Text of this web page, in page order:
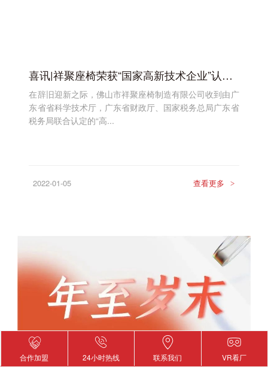
喜讯|祥聚座椅荣获“国家高新技术企业”认定！
在辞旧迎新之际，佛山市祥聚座椅制造有限公司收到由广
东省省科学技术厅，广东省财政厅、国家税务总局广东省
税务局联合认定的“高...
2022-01-05 查看更多 >
合作加盟 24小时热线 联系我们 VR看厂